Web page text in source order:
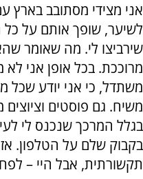
אני מצידי מסתובב בארץ
לשיער, שופך אותם על כל
שירביצו לי. מה שאומר
מרוככת. בכל אופן אני לא
משתדל, כי אני יודע שכל
משיח. גם פוסטים
בגלל המרכך שנכנס לי
בקבוק שלם על הטלפון.
תקשורתית, אבל היי –